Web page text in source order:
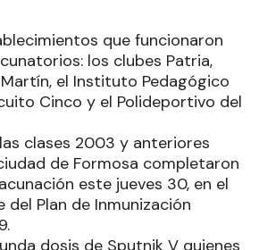
que funcionaron
los clubes Patria,
el Instituto Pedagógico
Cinco y el Polideportivo del
clases 2003 y anteriores
de Formosa completaron
este jueves 30, en el
del Plan de Inmunización
dosis de Sputnik V quienes